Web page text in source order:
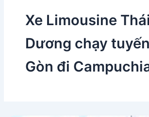
Xe Limousine Thái
Dương chạy
Gòn đi